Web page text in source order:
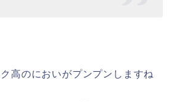
高のにおいがプンプンしますね